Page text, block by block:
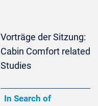
Vorträge der Sitzung:
Cabin Comfort related
Studies
In Search of